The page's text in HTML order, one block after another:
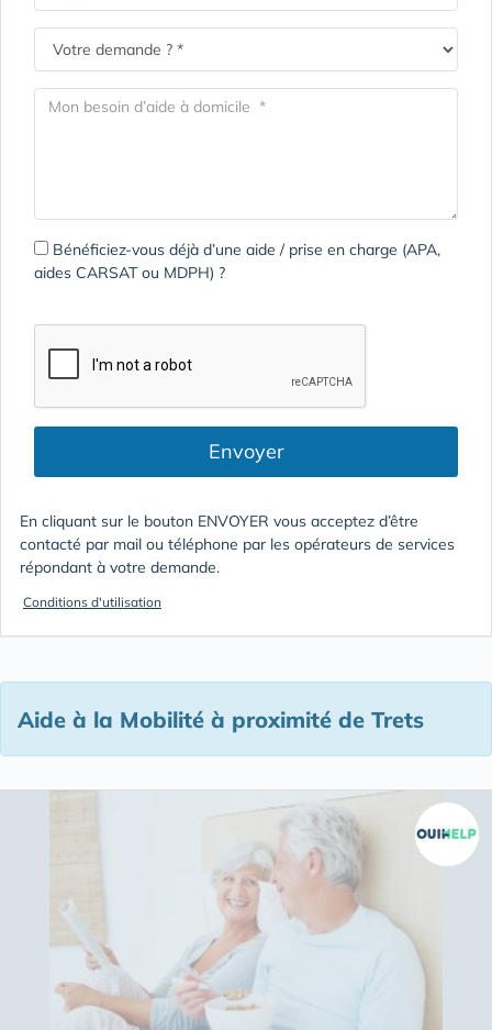
Bénéficiez-vous déjà d’une aide / prise en charge (APA,
aides CARSAT ou MDPH) ?
Envoyer
En cliquant sur le bouton ENVOYER vous acceptez d’être
contacté par mail ou téléphone par les opérateurs de services
répondant à votre demande.
Conditions d'utilisation
Aide à la Mobilité à proximité de Trets